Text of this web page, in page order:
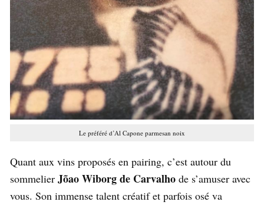
Le préféré d’Al Capone parmesan noix
Quant aux vins proposés en pairing, c’est autour du
sommelier Jõao Wiborg de Carvalho de s’amuser avec
vous. Son immense talent créatif et parfois osé va